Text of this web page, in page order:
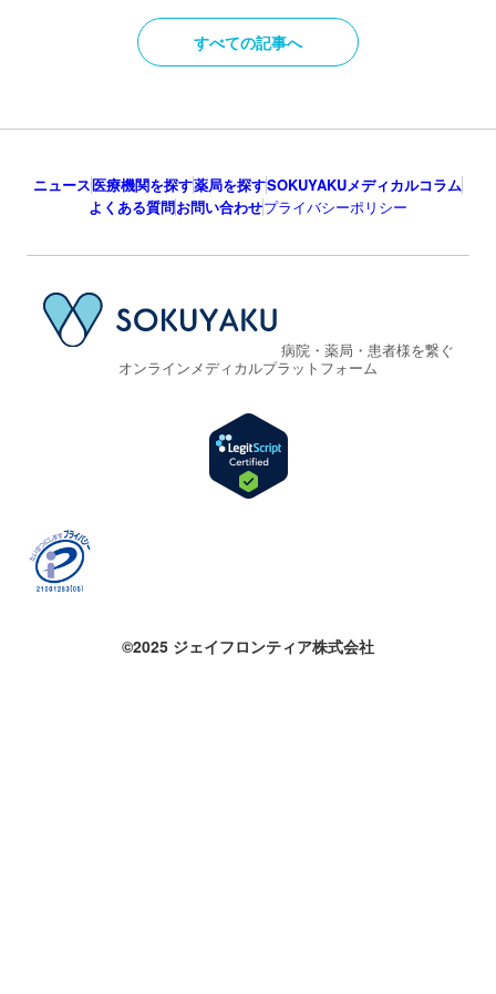
すべての記事へ
ニュース医療機関を探す薬局を探すSOKUYAKUメディカルコラム
よくある質問お問い合わせプライバシーポリシー
病院・薬局・患者様を繋ぐ
オンラインメディカルプラットフォーム
©2025 ジェイフロンティア株式会社